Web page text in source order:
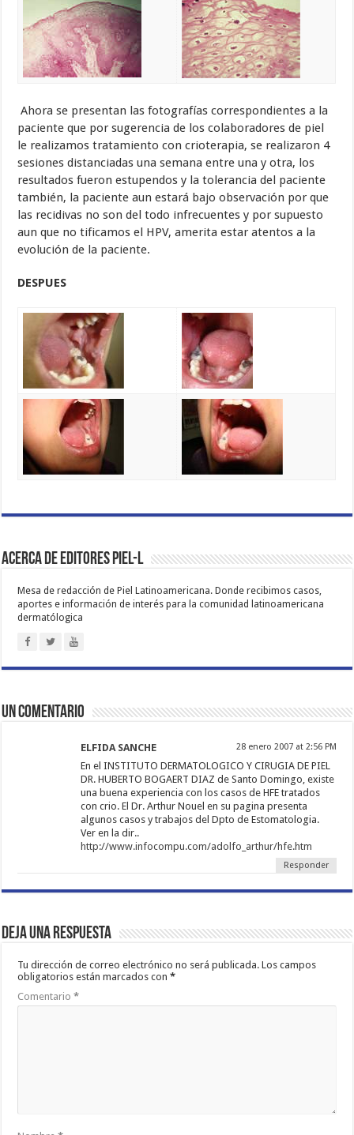
Ahora se presentan las fotografías correspondientes a la
paciente que por sugerencia de los colaboradores de piel
le realizamos tratamiento con crioterapia, se realizaron 4
sesiones distanciadas una semana entre una y otra, los
resultados fueron estupendos y la tolerancia del paciente
también, la paciente aun estará bajo observación por que
las recidivas no son del todo infrecuentes y por supuesto
aun que no tificamos el HPV, amerita estar atentos a la
evolución de la paciente.
DESPUES
Acerca de Editores PIEL-L
Mesa de redacción de Piel Latinoamericana. Donde recibimos casos,
aportes e información de interés para la comunidad latinoamericana
dermatólogica
Un comentario
ELFIDA SANCHE 28 enero 2007 at 2:56 PM
En el INSTITUTO DERMATOLOGICO Y CIRUGIA DE PIEL
DR. HUBERTO BOGAERT DIAZ de Santo Domingo, existe
una buena experiencia con los casos de HFE tratados
con crio. El Dr. Arthur Nouel en su pagina presenta
algunos casos y trabajos del Dpto de Estomatologia.
Ver en la dir..
http://www.infocompu.com/adolfo_arthur/hfe.htm
Responder
Deja una respuesta
Tu dirección de correo electrónico no será publicada. Los campos
obligatorios están marcados con*
Comentario*